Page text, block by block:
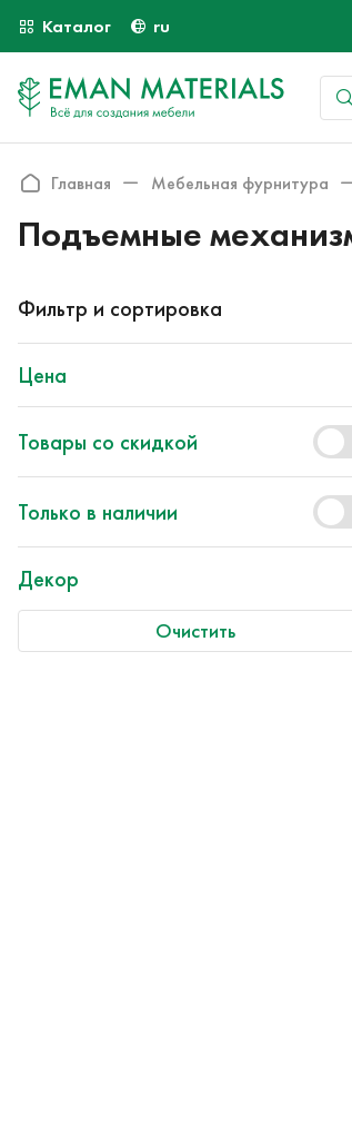
Каталог ru
Главная Мебельная фурнитура
Подъемные
Фильтр и сортировка
Цена
Товары со скидкой
Только в наличии
Декор
Очистить